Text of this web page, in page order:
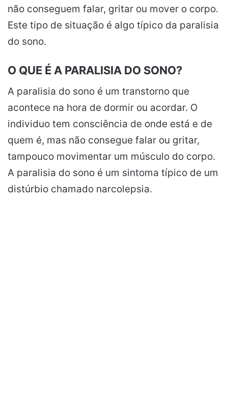
não conseguem falar, gritar ou mover o corpo.
Este tipo de situação é algo típico da paralisia
do sono.
O QUE É A PARALISIA DO SONO?
A paralisia do sono é um transtorno que
acontece na hora de dormir ou acordar. O
individuo tem consciência de onde está e de
quem é, mas não consegue falar ou gritar,
tampouco movimentar um músculo do corpo.
A paralisia do sono é um sintoma típico de um
distúrbio chamado narcolepsia.